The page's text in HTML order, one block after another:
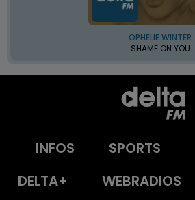
OPHELIE WINTER
SHAME ON YOU
INFOS SPORTS
DELTA+
WEBRADIOS